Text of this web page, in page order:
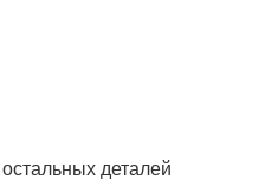
деталей